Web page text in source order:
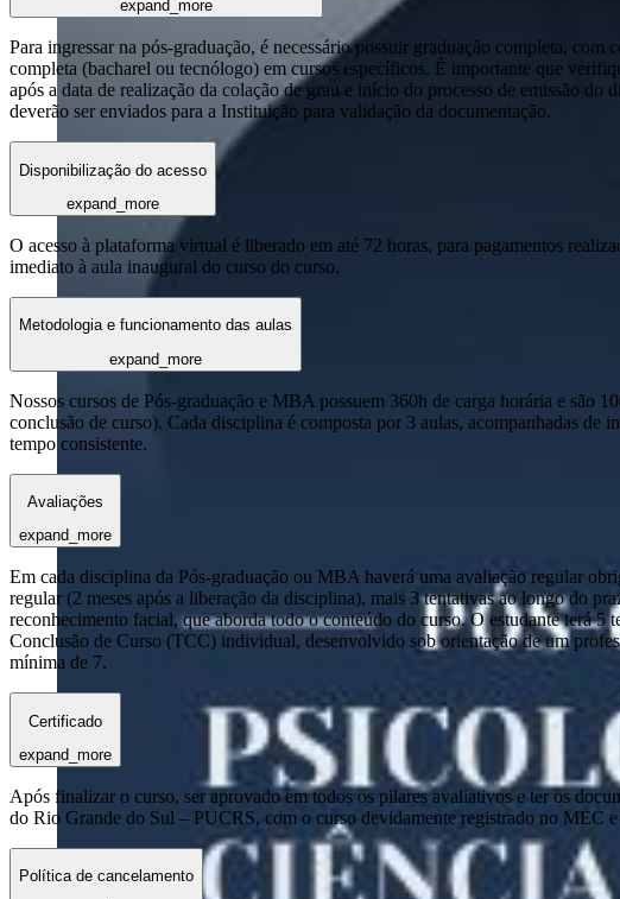
expand_more
Para ingressar na pós-graduação, é necessário possuir graduação completa,
completa (bacharel ou tecnólogo) em cursos específicos. É importante que
após a data de realização da colação de grau e início do processo de emissão
deverão ser enviados para a Instituição para validação da documentação.
Disponibilização do acesso
expand_more
O acesso à plataforma virtual é liberado em até 72 horas, para pagamentos
imediato à aula inaugural do curso do curso.
Metodologia e funcionamento das aulas
expand_more
Nossos cursos de Pós-graduação e MBA possuem 360h de carga horária e são
conclusão de curso). Cada disciplina é composta por 3 aulas, acompanhadas
tempo consistente.
Avaliações
expand_more
Em cada disciplina da Pós-graduação ou MBA haverá uma avaliação regular
regular (2 meses após a liberação da disciplina), mais 3 tentativas ao longo do
reconhecimento facial, que aborda todo o conteúdo do curso. O estudante terá
Conclusão de Curso (TCC) individual, desenvolvido sob orientação de um
mínima de 7.
Certificado
expand_more
Após finalizar o curso, ser aprovado em todos os pilares avaliativos e ter os
do Rio Grande do Sul – PUCRS, com o curso devidamente registrado no
Política de cancelamento